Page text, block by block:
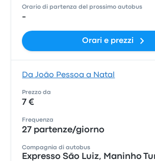
Orario di partenza del prossimo autobus
-
Orari e prezzi
Da João Pessoa a Natal
Prezzo da
7 €
Frequenza
27 partenze/giorno
Compagnia di autobus
Expresso São Luiz, Maninho